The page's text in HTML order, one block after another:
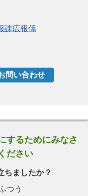
課広報係
するためにみなさ
ださい
ちましたか？
つう